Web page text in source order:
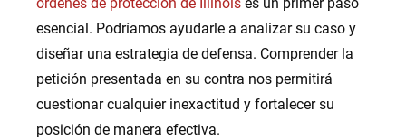
órdenes de protección de Illinois es un primer paso
esencial. Podríamos ayudarle a analizar su caso y
diseñar una estrategia de defensa. Comprender la
petición presentada en su contra nos permitirá
cuestionar cualquier inexactitud y fortalecer su
posición de manera efectiva.